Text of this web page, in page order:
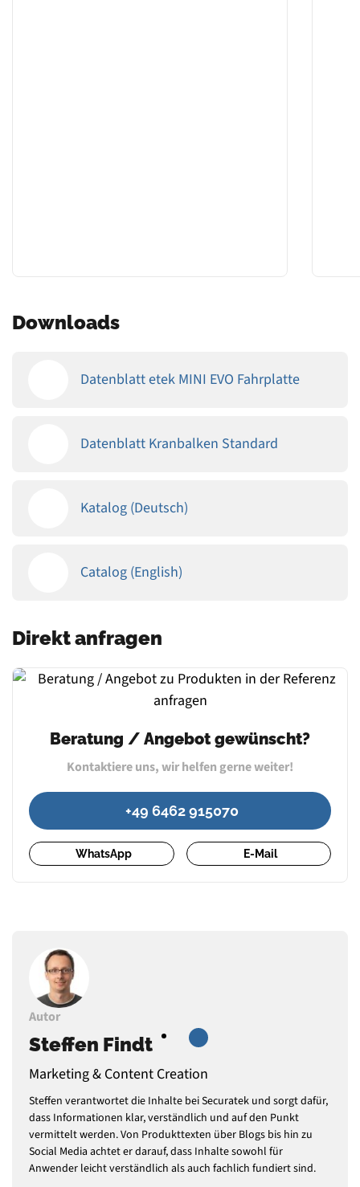
Downloads
Datenblatt etek MINI EVO Fahrplatte
Datenblatt Kranbalken Standard
Katalog (Deutsch)
Catalog (English)
Direkt anfragen
Beratung / Angebot gewünscht?
Kontaktiere uns, wir helfen gerne weiter!
+49 6462 915070
WhatsApp E-Mail
Autor
Steffen Findt
Marketing & Content Creation
Steffen verantwortet die Inhalte bei Securatek und sorgt dafür,
dass Informationen klar, verständlich und auf den Punkt
vermittelt werden. Von Produkttexten über Blogs bis hin zu
Social Media achtet er darauf, dass Inhalte sowohl für
Anwender leicht verständlich als auch fachlich fundiert sind.